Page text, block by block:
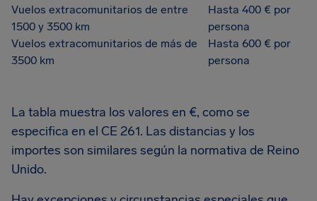
Vuelos extracomunitarios de entre
1500 y 3500 km
Hasta 400 € por
persona
Vuelos extracomunitarios de más de
3500 km
Hasta 600 € por
persona
La tabla muestra los valores en €, como se
especifica en el CE 261. Las distancias y los
importes son similares según la normativa de Reino
Unido.